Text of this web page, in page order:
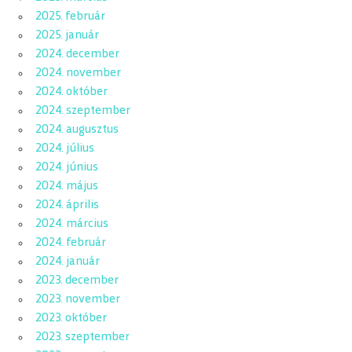
2025. február
2025. január
2024. december
2024. november
2024. október
2024. szeptember
2024. augusztus
2024. július
2024. június
2024. május
2024. április
2024. március
2024. február
2024. január
2023. december
2023. november
2023. október
2023. szeptember